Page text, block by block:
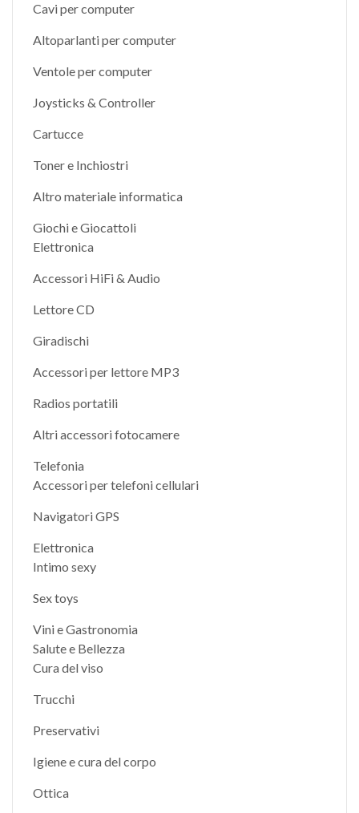
Cavi per computer
Altoparlanti per computer
Ventole per computer
Joysticks & Controller
Cartucce
Toner e Inchiostri
Altro materiale informatica
Giochi e Giocattoli
Elettronica
Accessori HiFi & Audio
Lettore CD
Giradischi
Accessori per lettore MP3
Radios portatili
Altri accessori fotocamere
Telefonia
Accessori per telefoni cellulari
Navigatori GPS
Elettronica
Intimo sexy
Sex toys
Vini e Gastronomia
Salute e Bellezza
Cura del viso
Trucchi
Preservativi
Igiene e cura del corpo
Ottica